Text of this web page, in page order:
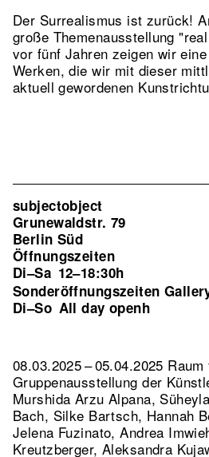
Der Surrealismus ist zurück!
große Themenausstellung
vor fünf Jahren zeigen wir
Werken, die wir mit dieser
aktuell gewordenen
subjectobject
Grunewaldstr. 79
Berlin Süd
Öffnungszeiten
Di–Sa 12–18:30h
Sonderöffnungszeiten
Di–So All day openh
08.03.2025 – 05.04.2025
Gruppenausstellung der
Murshida Arzu Alpana,
Bach, Silke Bartsch, Hannah
Jelena Fuzinato, Andrea
Kreutzberger, Aleksandra